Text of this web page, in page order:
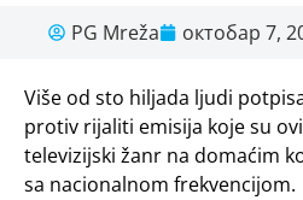
PG Mreža октобар 7,
Više od sto hiljada ljudi
protiv rijaliti emisija koje su
televizijski žanr na domaćim
sa nacionalnom frekvencijom.